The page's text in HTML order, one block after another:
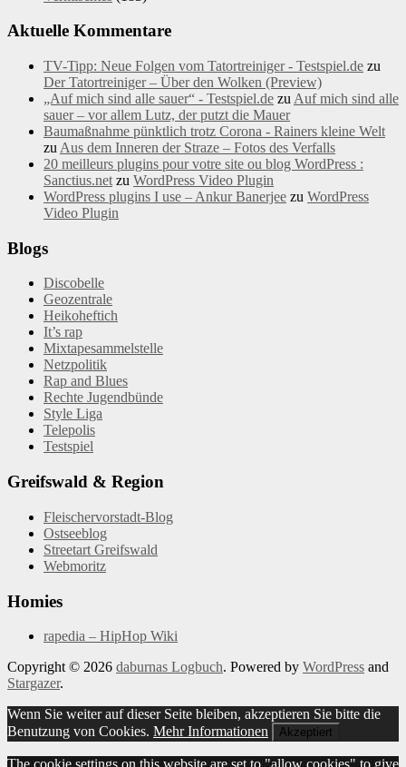
Aktuelle Kommentare
TV-Tipp: Neue Folgen vom Tatortreiniger - Testspiel.de zu
Der Tatortreiniger – Über den Wolken (Preview)
„Auf mich sind alle sauer“ - Testspiel.de zu Auf mich sind alle
sauer – vor allem Lutz, der putzt die Mauer
Baumaßnahme pünktlich trotz Corona - Rainers kleine Welt
zu Aus dem Inneren der Straze – Fotos des Verfalls
20 meilleurs plugins pour votre site ou blog WordPress :
Sanctius.net zu WordPress Video Plugin
WordPress plugins I use – Ankur Banerjee zu WordPress
Video Plugin
Blogs
Discobelle
Geozentrale
Heikoheftich
It’s rap
Mixtapesammelstelle
Netzpolitik
Rap and Blues
Rechte Jugendbünde
Style Liga
Telepolis
Testspiel
Greifswald & Region
Fleischervorstadt-Blog
Ostseeblog
Streetart Greifswald
Webmoritz
Homies
rapedia – HipHop Wiki
Copyright © 2026 daburnas Logbuch. Powered by WordPress and
Stargazer.
Wenn Sie weiter auf dieser Seite bleiben, akzeptieren Sie bitte die
Benutzung von Cookies. Mehr Informationen Akzeptiert